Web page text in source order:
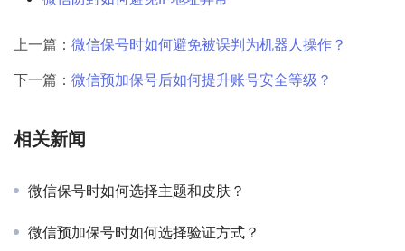
上一篇： 微信保号时如何避免被误判为机器人操作？
下一篇： 微信预加保号后如何提升账号安全等级？
相关新闻
微信保号时如何选择主题和皮肤？
微信预加保号时如何选择验证方式？